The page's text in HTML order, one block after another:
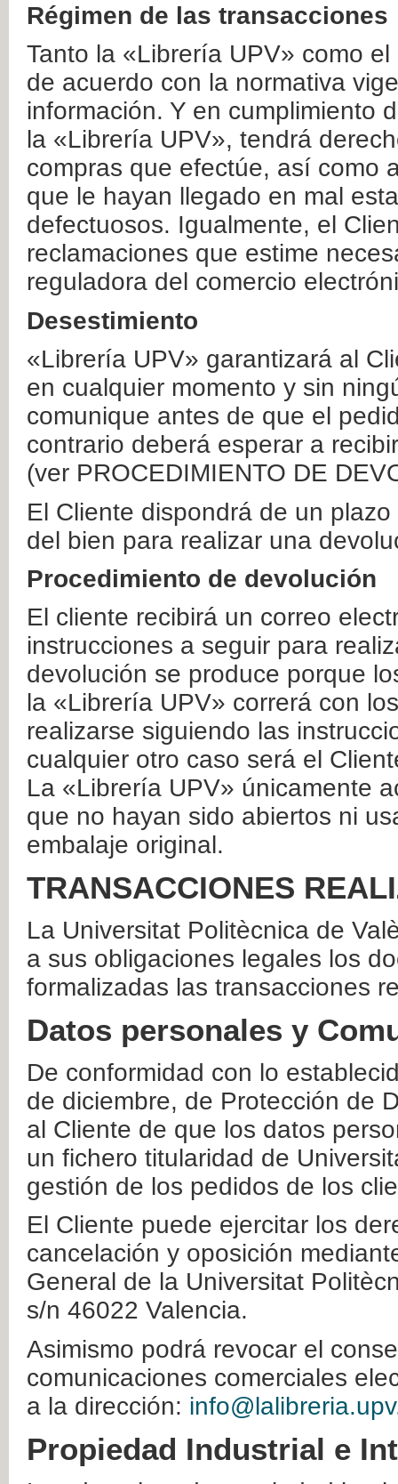
Régimen de las transacciones
Tanto la «Librería UPV» como
de acuerdo con la normativa
información. Y en cumplimiento
la «Librería UPV», tendrá
compras que efectúe, así como
que le hayan llegado en mal
defectuosos. Igualmente, el
reclamaciones que estime
reguladora del comercio
Desestimiento
«Librería UPV» garantizará al
en cualquier momento y sin
comunique antes de que el
contrario deberá esperar a
(ver PROCEDIMIENTO DE
El Cliente dispondrá de un
del bien para realizar una
Procedimiento de devolución
El cliente recibirá un correo
instrucciones a seguir para
devolución se produce porque
la «Librería UPV» correrá con
realizarse siguiendo las
cualquier otro caso será el
La «Librería UPV» únicamente
que no hayan sido abiertos ni
embalaje original.
TRANSACCIONES
La Universitat Politècnica de
a sus obligaciones legales los
formalizadas las transacciones
Datos personales y
De conformidad con lo
de diciembre, de Protección de
al Cliente de que los datos
un fichero titularidad de
gestión de los pedidos de los
El Cliente puede ejercitar los
cancelación y oposición
General de la Universitat
s/n 46022 Valencia.
Asimismo podrá revocar el
comunicaciones comerciales
a la dirección:
Propiedad Industrial e